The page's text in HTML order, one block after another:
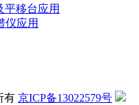
平移台应用
仪应用
有 京ICP备13022579号